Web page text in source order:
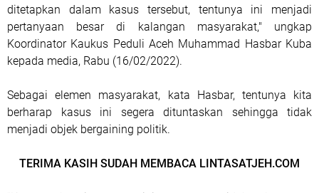
ditetapkan dalam kasus tersebut, tentunya ini menjadi
pertanyaan besar di kalangan masyarakat," ungkap
Koordinator Kaukus Peduli Aceh Muhammad Hasbar Kuba
kepada media, Rabu (16/02/2022).
Sebagai elemen masyarakat, kata Hasbar, tentunya kita
berharap kasus ini segera dituntaskan sehingga tidak
menjadi objek bergaining politik.
TERIMA KASIH SUDAH MEMBACA LINTASATJEH.COM